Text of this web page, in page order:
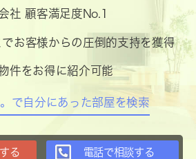
社 顧客満足度No.1
お客様からの圧倒的支持を獲得
件をお得に紹介可能
で自分にあった部屋を検索
る 電話で相談する